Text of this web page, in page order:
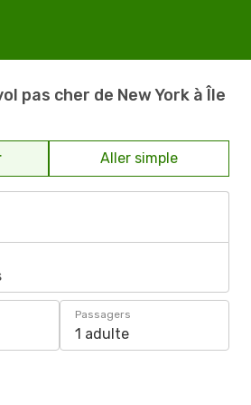
pas cher de New York à Île
Aller simple
Passagers
1 adulte